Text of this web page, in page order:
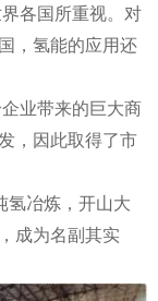
各国所重视。对
，氢能的应用还
业带来的巨大商
，因此取得了市
氢冶炼，开山大
成为名副其实